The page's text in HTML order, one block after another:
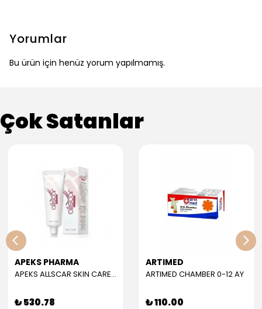
Yorumlar
Bu ürün için henüz yorum yapılmamış.
Çok Satanlar
APEKS PHARMA
APEKS ALLSCAR SKIN CARE GEL 30 ML
₺ 530.78
ARTIMED
ARTIMED CHAMBER 0-12 AY
₺ 110.00